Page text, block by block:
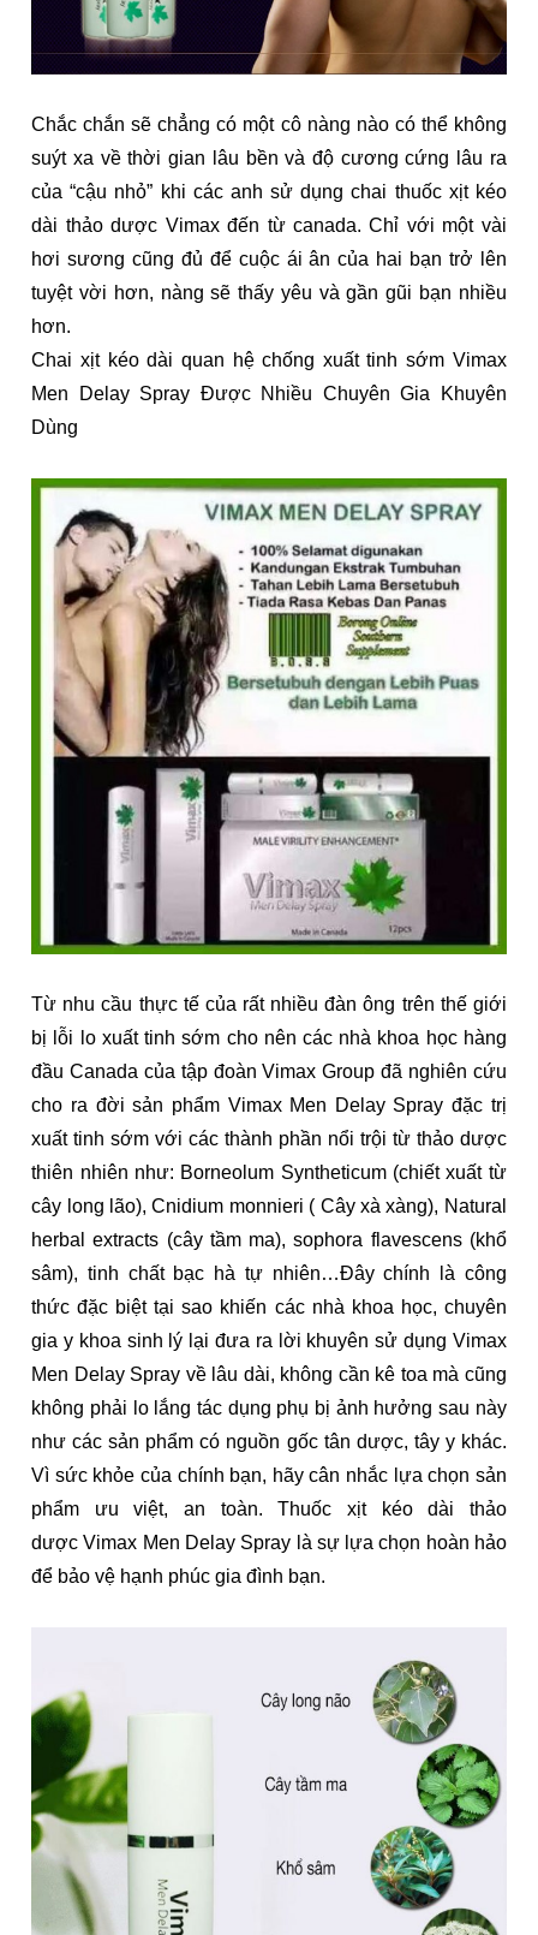
Chắc chắn sẽ chẳng có một cô nàng nào có thể không
suýt xa về thời gian lâu bền và độ cương cứng lâu ra
của “cậu nhỏ” khi các anh sử dụng chai thuốc xịt kéo
dài thảo dược Vimax đến từ canada. Chỉ với một vài
hơi sương cũng đủ để cuộc ái ân của hai bạn trở lên
tuyệt vời hơn, nàng sẽ thấy yêu và gần gũi bạn nhiều
hơn.
Chai xịt kéo dài quan hệ chống xuất tinh sớm Vimax
Men Delay Spray Được Nhiều Chuyên Gia Khuyên
Dùng
Từ nhu cầu thực tế của rất nhiều đàn ông trên thế giới
bị lỗi lo xuất tinh sớm cho nên các nhà khoa học hàng
đầu Canada của tập đoàn Vimax Group đã nghiên cứu
cho ra đời sản phẩm Vimax Men Delay Spray đặc trị
xuất tinh sớm với các thành phần nổi trội từ thảo dược
thiên nhiên như: Borneolum Syntheticum (chiết xuất từ
cây long lão), Cnidium monnieri ( Cây xà xàng), Natural
herbal extracts (cây tầm ma), sophora flavescens (khổ
sâm), tinh chất bạc hà tự nhiên…Đây chính là công
thức đặc biệt tại sao khiến các nhà khoa học, chuyên
gia y khoa sinh lý lại đưa ra lời khuyên sử dụng Vimax
Men Delay Spray về lâu dài, không cần kê toa mà cũng
không phải lo lắng tác dụng phụ bị ảnh hưởng sau này
như các sản phẩm có nguồn gốc tân dược, tây y khác.
Vì sức khỏe của chính bạn, hãy cân nhắc lựa chọn sản
phẩm ưu việt, an toàn. Thuốc xịt kéo dài thảo
dược Vimax Men Delay Spray là sự lựa chọn hoàn hảo
để bảo vệ hạnh phúc gia đình bạn.